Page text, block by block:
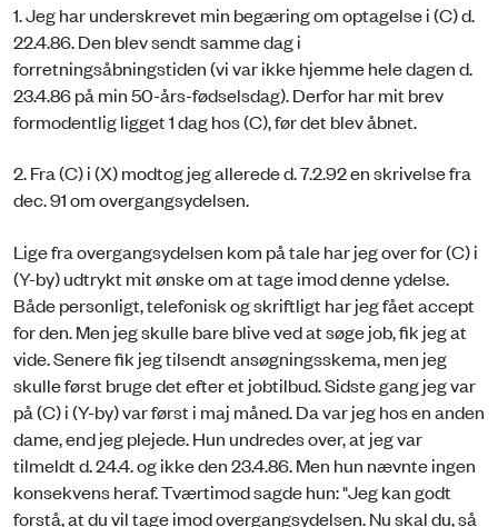
1. Jeg har underskrevet min begæring om optagelse i (C) d.
22.4.86. Den blev sendt samme dag i
forretningsåbningstiden (vi var ikke hjemme hele dagen d.
23.4.86 på min 50-års-fødselsdag). Derfor har mit brev
formodentlig ligget 1 dag hos (C), før det blev åbnet.
2. Fra (C) i (X) modtog jeg allerede d. 7.2.92 en skrivelse fra
dec. 91 om overgangsydelsen.
Lige fra overgangsydelsen kom på tale har jeg over for (C) i
(Y-by) udtrykt mit ønske om at tage imod denne ydelse.
Både personligt, telefonisk og skriftligt har jeg fået accept
for den. Men jeg skulle bare blive ved at søge job, fik jeg at
vide. Senere fik jeg tilsendt ansøgningsskema, men jeg
skulle først bruge det efter et jobtilbud. Sidste gang jeg var
på (C) i (Y-by) var først i maj måned. Da var jeg hos en anden
dame, end jeg plejede. Hun undredes over, at jeg var
tilmeldt d. 24.4. og ikke den 23.4.86. Men hun nævnte ingen
konsekvens heraf. Tværtimod sagde hun: "Jeg kan godt
forstå, at du vil tage imod overgangsydelsen. Nu skal du, så